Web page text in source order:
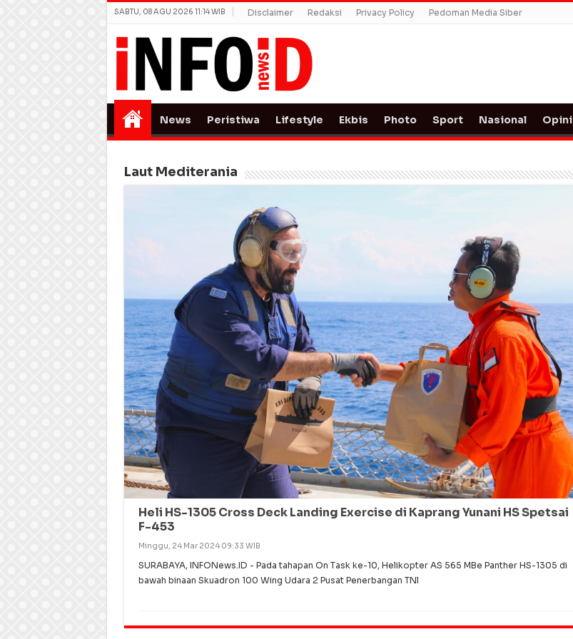
SABTU, 08 AGU 2026 11:14 WIB Disclaimer Redaksi Privacy Policy Pedoman Media Siber
News Peristiwa Lifestyle Ekbis Photo Sport Nasional Opini
Laut Mediterania
Heli HS-1305 Cross Deck Landing Exercise di Kaprang Yunani HS Spetsai
F-453
Minggu, 24 Mar 2024 09:33 WIB
SURABAYA, INFONews.ID - Pada tahapan On Task ke-10, Helikopter AS 565 MBe Panther HS-1305 di
bawah binaan Skuadron 100 Wing Udara 2 Pusat Penerbangan TNl